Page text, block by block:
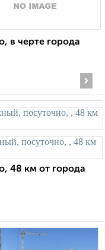
в черте города
›
48 км от города